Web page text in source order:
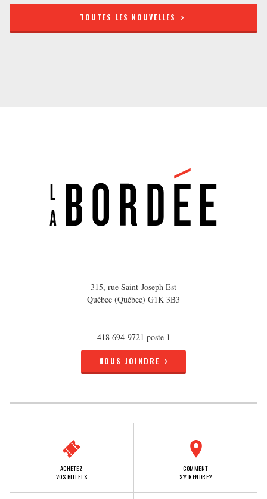
TOUTES LES NOUVELLES
315, rue Saint-Joseph Est
Québec (Québec) G1K 3B3
418 694-9721 poste 1
NOUS JOINDRE
ACHETEZ
VOS BILLETS
COMMENT
S'Y RENDRE?